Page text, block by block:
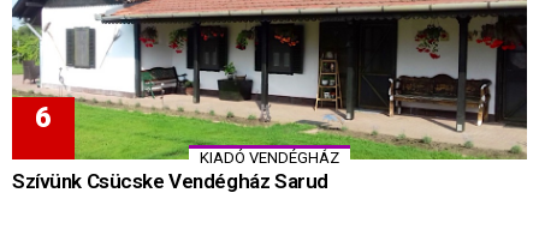
KIADÓ VENDÉGHÁZ
Szívünk Csücske Vendégház Sarud